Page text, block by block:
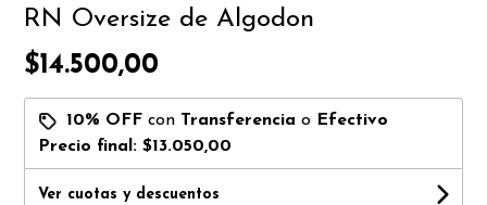
RN Oversize de Algodon
$14.500,00
10% OFF con Transferencia o Efectivo
Precio final:$13.050,00
Ver cuotas y descuentos